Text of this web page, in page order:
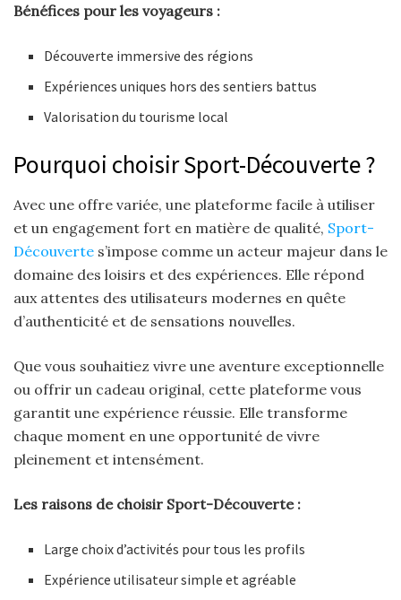
Bénéfices pour les voyageurs :
Découverte immersive des régions
Expériences uniques hors des sentiers battus
Valorisation du tourisme local
Pourquoi choisir Sport-Découverte ?
Avec une offre variée, une plateforme facile à utiliser
et un engagement fort en matière de qualité, Sport-
Découverte s’impose comme un acteur majeur dans le
domaine des loisirs et des expériences. Elle répond
aux attentes des utilisateurs modernes en quête
d’authenticité et de sensations nouvelles.
Que vous souhaitiez vivre une aventure exceptionnelle
ou offrir un cadeau original, cette plateforme vous
garantit une expérience réussie. Elle transforme
chaque moment en une opportunité de vivre
pleinement et intensément.
Les raisons de choisir Sport-Découverte :
Large choix d’activités pour tous les profils
Expérience utilisateur simple et agréable